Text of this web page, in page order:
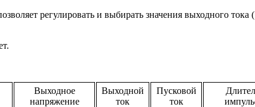
регулировать и выбирать значения выходного
Выходное
напряжение
Выходной
ток
Пусковой
ток